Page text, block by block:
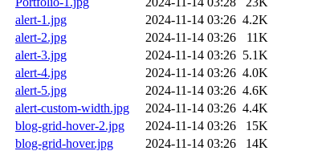
alert-1.jpg
2024-11-14 03:26 4.2K
alert-2.jpg
2024-11-14 03:26
11K
alert-3.jpg
2024-11-14 03:26 5.1K
alert-4.jpg
2024-11-14 03:26 4.0K
alert-5.jpg
2024-11-14 03:26 4.6K
alert-custom-width.jpg
2024-11-14 03:26 4.4K
blog-grid-hover-2.jpg
2024-11-14 03:26
15K
blog-grid-hover.jpg
2024-11-14 03:26
14K